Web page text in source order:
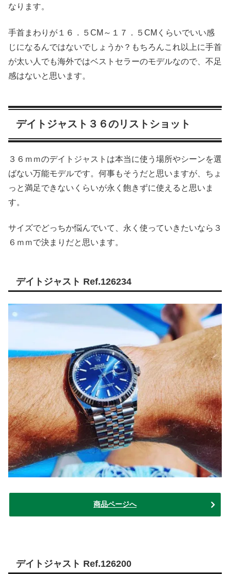
なります。
手首まわりが１６．５CM～１７．５CMくらいでいい感
じになるんではないでしょうか？もちろんこれ以上に手首
が太い人でも海外ではベストセラーのモデルなので、不足
感はないと思います。
デイトジャスト３６のリストショット
３６ｍｍのデイトジャストは本当に使う場所やシーンを選
ばない万能モデルです。何事もそうだと思いますが、ちょ
っと満足できないくらいが永く飽きずに使えると思いま
す。
サイズでどっちか悩んでいて、永く使っていきたいなら３
６ｍｍで決まりだと思います。
デイトジャスト Ref.126234
商品ページへ
デイトジャスト Ref.126200